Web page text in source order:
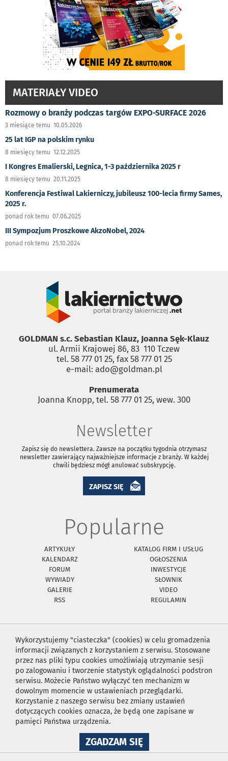
MATERIAŁY VIDEO
Rozmowy o branży podczas targów EXPO-SURFACE 2026
3 miesiące temu 10.05.2026
25 lat IGP na polskim rynku
8 miesięcy temu 12.12.2025
I Kongres Emalierski, Legnica, 1-3 października 2025 r
8 miesięcy temu 20.11.2025
Konferencja Festiwal Lakierniczy, jubileusz 100-lecia firmy Sames,
2025 r.
ponad rok temu 07.06.2025
III Sympozjum Proszkowe AkzoNobel, 2024
ponad rok temu 25.10.2024
GOLDMAN s.c. Sebastian Klauz, Joanna Sęk-Klauz
ul. Armii Krajowej 86, 83 ­ 110 Tczew
tel. 58 777 01 25, fax 58 777 01 25
e-mail: ado@goldman.pl
Prenumerata
Joanna Knopp, tel. 58 777 01 25, wew. 300
Newsletter
Zapisz się do newslettera. Zawsze na początku tygodnia otrzymasz
newsletter zawierający najważniejsze informacje z branży. W każdej
chwili będziesz mógł anulować subskrypcję.
ZAPISZ SIĘ
Popularne
ARTYKUŁY
KATALOG FIRM I USŁUG
KALENDARZ
OGŁOSZENIA
FORUM
INWESTYCJE
WYWIADY
SŁOWNIK
GALERIE
VIDEO
RSS
REGULAMIN
Wykorzystujemy "ciasteczka" (cookies) w celu gromadzenia
informacji związanych z korzystaniem z serwisu. Stosowane
przez nas pliki typu cookies umożliwiają utrzymanie sesji
po zalogowaniu i tworzenie statystyk oglądalności podstron
serwisu. Możecie Państwo wyłączyć ten mechanizm w
dowolnym momencie w ustawieniach przeglądarki.
Korzystanie z naszego serwisu bez zmiany ustawień
dotyczących cookies oznacza, że będą one zapisane w
pamięci Państwa urządzenia.
ZGADZAM SIĘNA
WYKORZYSTANIE